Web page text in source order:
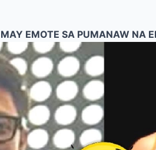
MAY EMOTE SA PUMANAW NA